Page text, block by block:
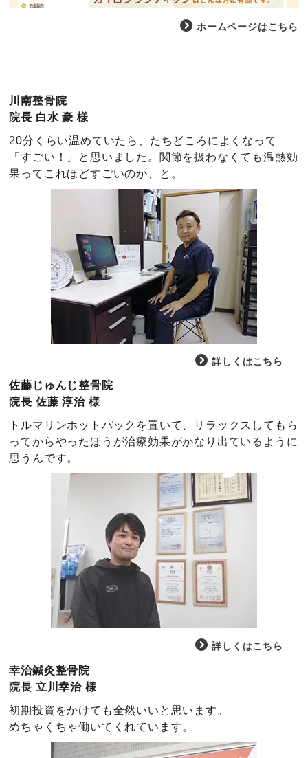
ホームページはこちら
川南整骨院
院長 白水 豪 様
20分くらい温めていたら、たちどころによくなって
「すごい！」と思いました。関節を扱わなくても温熱効
果ってこれほどすごいのか、と。
詳しくはこちら
佐藤じゅんじ整骨院
院長 佐藤 淳治 様
トルマリンホットパックを置いて、リラックスしてもら
ってからやったほうが治療効果がかなり出ているように
思うんです。
詳しくはこちら
幸治鍼灸整骨院
院長 立川幸治 様
初期投資をかけても全然いいと思います。
めちゃくちゃ働いてくれています。